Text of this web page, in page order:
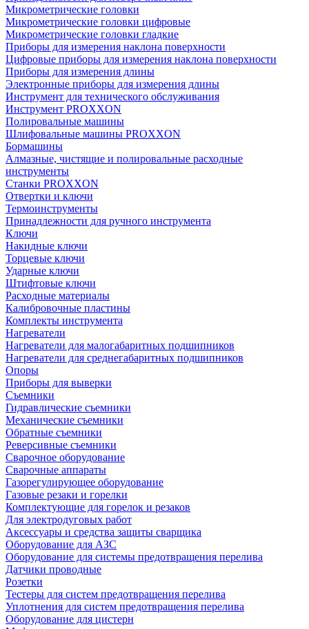
Микрометрические головки
Микрометрические головки цифровые
Микрометрические головки гладкие
Приборы для измерения наклона поверхности
Цифровые приборы для измерения наклона поверхности
Приборы для измерения длины
Электронные приборы для измерения длины
Инструмент для технического обслуживания
Инструмент PROXXON
Полировальные машины
Шлифовальные машины PROXXON
Бормашины
Алмазные, чистящие и полировальные расходные
инструменты
Станки PROXXON
Отвертки и ключи
Термоинструменты
Принадлежности для ручного инструмента
Ключи
Накидные ключи
Торцевые ключи
Ударные ключи
Штифтовые ключи
Расходные материалы
Калибровочные пластины
Комплекты инструмента
Нагреватели
Нагреватели для малогабаритных подшипников
Нагреватели для среднегабаритных подшипников
Опоры
Приборы для выверки
Съемники
Гидравлические съемники
Механические съемники
Обратные съемники
Реверсивные съемники
Сварочное оборудование
Сварочные аппараты
Газорегулирующее оборудование
Газовые резаки и горелки
Комплектующие для горелок и резаков
Для электродуговых работ
Аксессуары и средства защиты сварщика
Оборудование для АЗС
Оборудование для системы предотвращения перелива
Датчики проводные
Розетки
Тестеры для систем предотвращения перелива
Уплотнения для систем предотвращения перелива
Оборудование для цистерн